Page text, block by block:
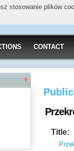
CONTACT
Title:
stosowanie plików